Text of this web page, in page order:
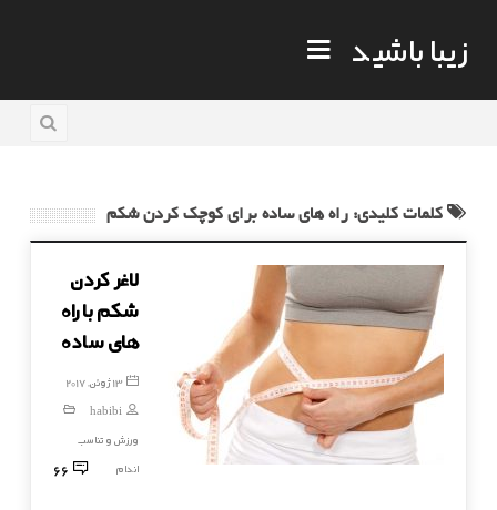
زیبا باشید
کلمات کلیدی: راه های ساده برای کوچک کردن شکم
لاغر کردن
شکم با راه
های ساده
13 ژوئن, 2017
habibi
ورزش و تناسب
اندام
66